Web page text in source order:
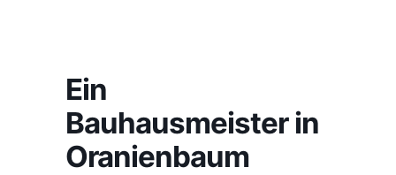
Ein
Bauhausmeister in
Oranienbaum